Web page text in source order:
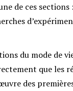
de ces
du mode de
que les
des